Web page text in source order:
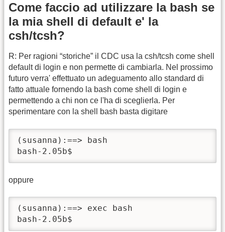
Come faccio ad utilizzare la bash se
la mia shell di default e' la
csh/tcsh?
R: Per ragioni “storiche” il CDC usa la csh/tcsh come shell
default di login e non permette di cambiarla. Nel prossimo
futuro verra' effettuato un adeguamento allo standard di
fatto attuale fornendo la bash come shell di login e
permettendo a chi non ce l'ha di sceglierla. Per
sperimentare con la shell bash basta digitare
(susanna):==> bash
bash-2.05b$
oppure
(susanna):==> exec bash
bash-2.05b$